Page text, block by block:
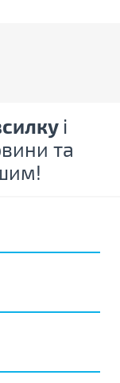
і
та